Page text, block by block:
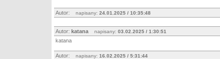
Autor: napisany: 24.01.2025 / 10:35:48
Autor: katana napisany: 03.02.2025 / 1:30:51
katana
Autor: napisany: 16.02.2025 / 5:31:44